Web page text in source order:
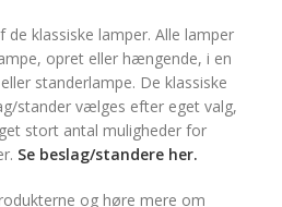
de klassiske lamper. Alle lamper
opret eller hængende, i en
standerlampe. De klassiske
stander vælges efter eget valg,
stort antal muligheder for
Se beslag/standere her.
og høre mere om